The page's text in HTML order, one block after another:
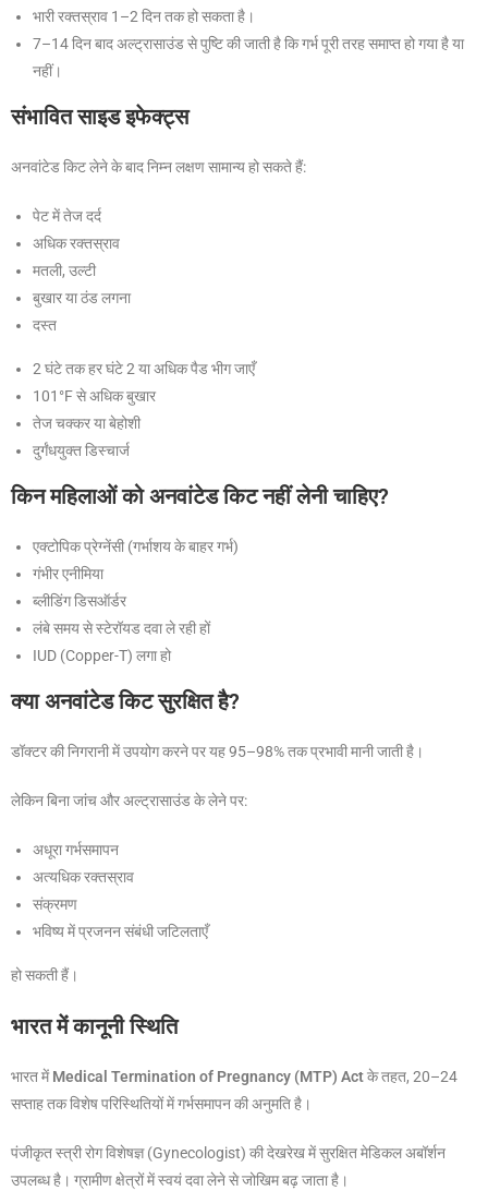
भारी रक्तस्राव 1–2 दिन तक हो सकता है।
7–14 दिन बाद अल्ट्रासाउंड से पुष्टि की जाती है कि गर्भ पूरी तरह समाप्त हो गया है या
नहीं।
संभावित साइड इफेक्ट्स
अनवांटेड किट लेने के बाद निम्न लक्षण सामान्य हो सकते हैं:
पेट में तेज दर्द
अधिक रक्तस्राव
मतली, उल्टी
बुखार या ठंड लगना
दस्त
2 घंटे तक हर घंटे 2 या अधिक पैड भीग जाएँ
101°F से अधिक बुखार
तेज चक्कर या बेहोशी
दुर्गंधयुक्त डिस्चार्ज
किन महिलाओं को अनवांटेड किट नहीं लेनी चाहिए?
एक्टोपिक प्रेग्नेंसी (गर्भाशय के बाहर गर्भ)
गंभीर एनीमिया
ब्लीडिंग डिसऑर्डर
लंबे समय से स्टेरॉयड दवा ले रही हों
IUD (Copper-T) लगा हो
क्या अनवांटेड किट सुरक्षित है?
डॉक्टर की निगरानी में उपयोग करने पर यह 95–98% तक प्रभावी मानी जाती है।
लेकिन बिना जांच और अल्ट्रासाउंड के लेने पर:
अधूरा गर्भसमापन
अत्यधिक रक्तस्राव
संक्रमण
भविष्य में प्रजनन संबंधी जटिलताएँ
हो सकती हैं।
भारत में कानूनी स्थिति
भारत मेंMedical Termination of Pregnancy (MTP) Actके तहत, 20–24
सप्ताह तक विशेष परिस्थितियों में गर्भसमापन की अनुमति है।
पंजीकृत स्त्री रोग विशेषज्ञ (Gynecologist) की देखरेख में सुरक्षित मेडिकल अबॉर्शन
उपलब्ध है। ग्रामीण क्षेत्रों में स्वयं दवा लेने से जोखिम बढ़ जाता है।